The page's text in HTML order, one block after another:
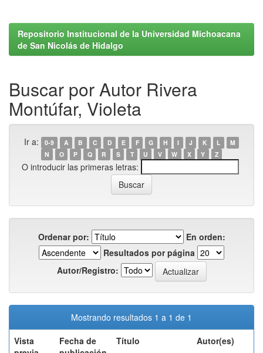
Repositorio Institucional de la Universidad Michoacana
de San Nicolás de Hidalgo
Buscar por Autor Rivera
Montúfar, Violeta
Ir a: 0-9 A B C D E F G H I J K L
M
N
O P Q R S T U V W X Y Z
O introducir las primeras letras:
Ordenar por:
En orden:
Resultados por página
Autor/Registro:
Mostrando resultados 1 a 1 de 1
Vista
Fecha de
Título Autor(es)